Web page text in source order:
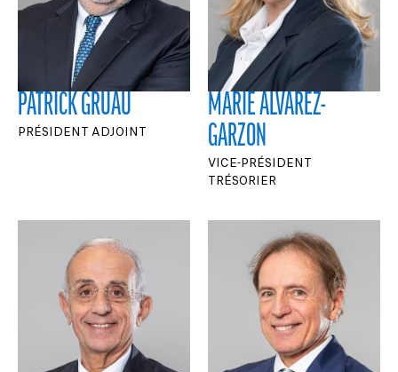
PATRICK GRUAU
PRÉSIDENT ADJOINT
MARIE ALVAREZ-
GARZON
VICE-PRÉSIDENT
TRÉSORIER